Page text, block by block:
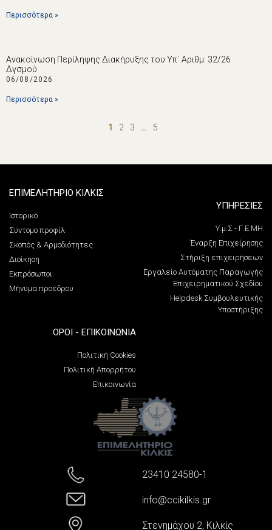
Περισσότερα »
Ανακοίνωση Περίληψης Διακήρυξης του Υπ΄ Αριθμ: 32/26
Δγσμού
06/08/2026
Περισσότερα »
1 2 3 … 5
ΕΠΙΜΕΛΗΤΗΡΙΟ ΚΙΛΚΙΣ
Ιστορικό
Σύντομο προφίλ
Σκοπός & Αρμοδιότητες
Διοίκηση
Εκπρόσωποι
Μήνυμα προέδρου
ΥΠΗΡΕΣΙΕΣ
Υ.μ.Σ - Γ.Ε.ΜΗ
Έναρξη Επιχείρησης
Στήριξη επιχειρήσεων
Εργαλείο Αυτόματης Παραγωγής
Επιχειρηματικού Σχεδίου
Helpdesk Συμβουλευτικής
Υποστήριξης
ΌΡΟΙ - ΕΠΙΚΟΙΝΩΝΊΑ
Πολιτική Cookies
Πολιτική Απορρήτου
Επικοινωνία
23410 24580-1
info@ccikilkis.gr
Στενημάχου 2, Κιλκίς